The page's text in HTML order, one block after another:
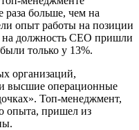
раза больше, чем на
опыт работы на позиции
на должность СЕО пришли
только у 13%.
организаций,
высшие операционные
Топ-менеджмент,
опыта, пришел из